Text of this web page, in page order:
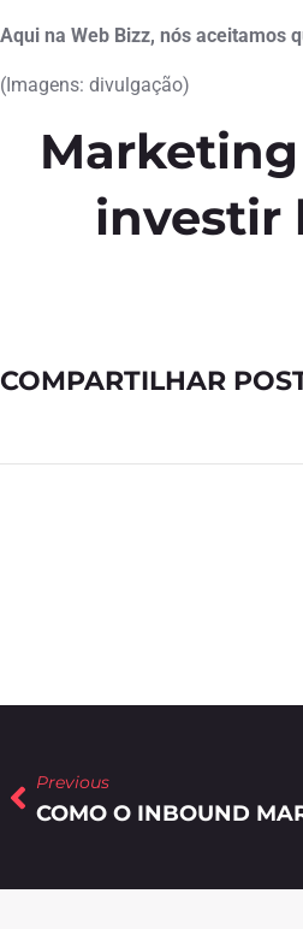
Aqui na Web Bizz, nós aceitamos
(Imagens: divulgação)
investir
COMPARTILHAR
Previous